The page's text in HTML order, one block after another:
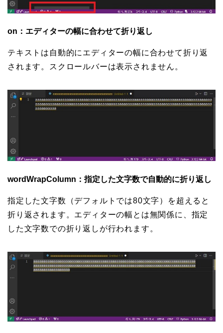
on：エディターの幅に合わせて折り返し
テキストは自動的にエディターの幅に合わせて折り返
されます。スクロールバーは表示されません。
wordWrapColumn：指定した文字数で自動的に折り返し
指定した文字数（デフォルトでは80文字）を超えると
折り返されます。エディターの幅とは無関係に、指定
した文字数での折り返しが行われます。